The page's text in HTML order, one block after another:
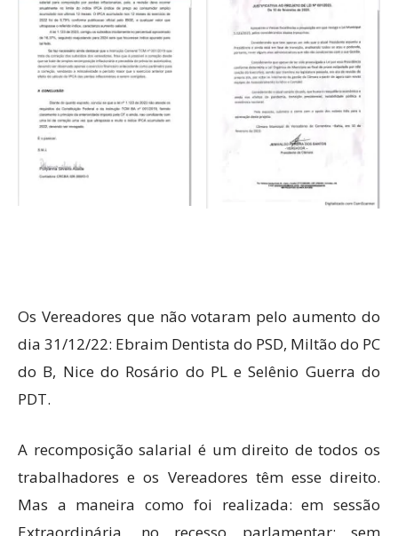
Os Vereadores que não votaram pelo aumento do
dia 31/12/22: Ebraim Dentista do PSD, Miltão do PC
do B, Nice do Rosário do PL e Selênio Guerra do
PDT.
A recomposição salarial é um direito de todos os
trabalhadores e os Vereadores têm esse direito.
Mas a maneira como foi realizada: em sessão